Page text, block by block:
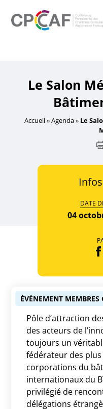
Méditerranéen du
Le Salon
Accueil»Agenda» Le
Infos
DATE
04
Pôle d’attraction
des acteurs de
toujours un
fédérateur des
corporations du
internationaux du
privilégié de
délégations
ÉVÉNEMENT MEMBRES